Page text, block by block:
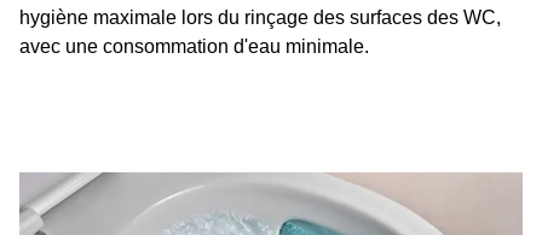
hygiène maximale lors du rinçage des surfaces des WC,
avec une consommation d'eau minimale.